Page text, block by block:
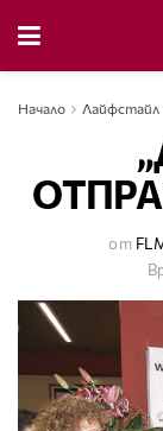
Начало Лайфстайл
от